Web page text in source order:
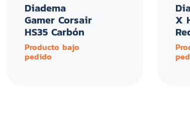
Diadema
Gamer Corsair
HS35 Carbón
Producto bajo
pedido
X